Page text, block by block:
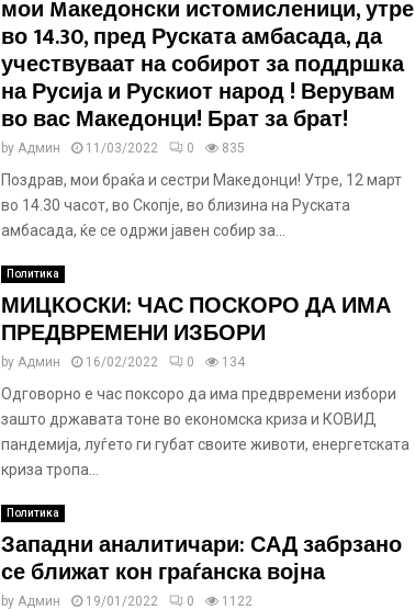
мои Mакедонски истомисленици, утре
во 14.30, пред Руската амбасада, да
учествуваат на собирот за поддршка
на Русија и Рускиот народ ! Верувам
во вас Македонци! Брат за брат!
by Админ 11/03/2022 0 835
Поздрав, мои браќа и сестри Македонци! Утре, 12 март
во 14.30 часот, во Скопје, во близина на Руската
амбасада, ќе се одржи јавен собир за...
Политика
МИЦКОСКИ: ЧАС ПОСКОРО ДА ИМА
ПРЕДВРЕМЕНИ ИЗБОРИ
by Админ 16/02/2022 0 134
Одговорно е час поксоро да има предвремени избори
зашто државата тоне во економска криза и КОВИД
пандемија, луѓето ги губат своите животи, енергетската
криза тропа...
Политика
Западни аналитичари: САД забрзано
се ближат кон граѓанска војна
by Админ 19/01/2022 0 1122